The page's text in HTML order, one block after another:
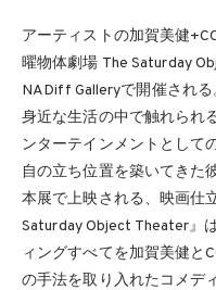
アーティストの加賀美健
曜物体劇場 The Saturday
NADiff Galleryで開催される
身近な生活の中で触れられ
ンターテインメントとして
自の立ち位置を築いてきた
本展で上映される、映画仕
Saturday Object Theater』
ィングすべてを加賀美健と
の手法を取り入れたコメデ